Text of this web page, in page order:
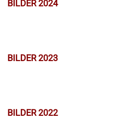
BILDER 2024
BILDER 2023
BILDER 2022